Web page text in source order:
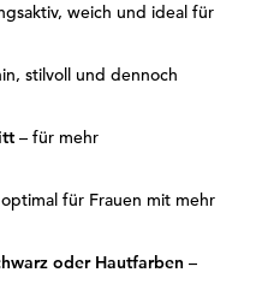
weich und ideal für
stilvoll und dennoch
– für mehr
für Frauen mit mehr
oder Hautfarben –